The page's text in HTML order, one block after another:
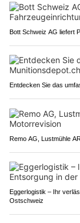
Bott Schweiz AG liefert
Entdecken Sie das
Remo AG, Lustmühle
Eggerlogistik – Ihr
Ostschweiz